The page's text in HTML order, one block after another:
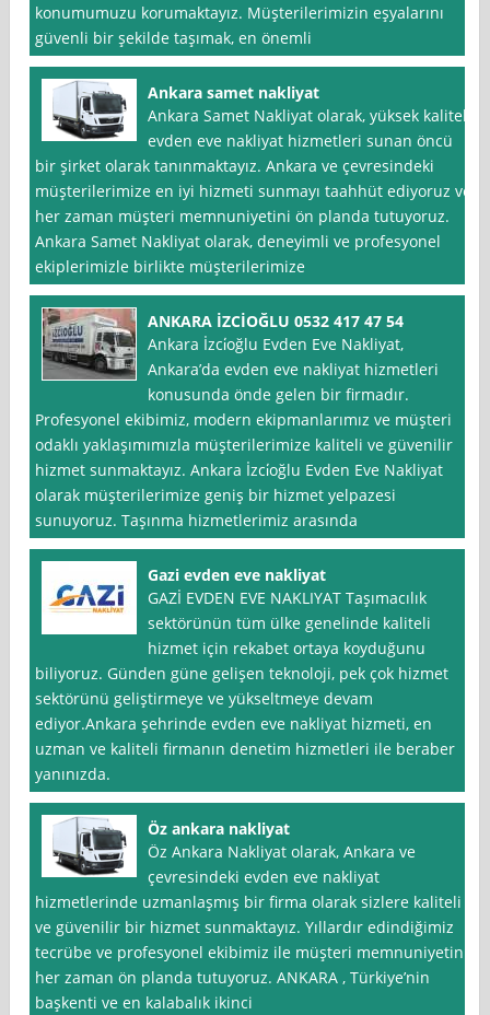
konumumuzu korumaktayız. Müşterilerimizin eşyalarını
güvenli bir şekilde taşımak, en önemli
Ankara samet nakliyat
Ankara Samet Nakliyat olarak, yüksek kaliteli
evden eve nakliyat hizmetleri sunan öncü
bir şirket olarak tanınmaktayız. Ankara ve çevresindeki
müşterilerimize en iyi hizmeti sunmayı taahhüt ediyoruz ve
her zaman müşteri memnuniyetini ön planda tutuyoruz.
Ankara Samet Nakliyat olarak, deneyimli ve profesyonel
ekiplerimizle birlikte müşterilerimize
ANKARA İZCİOĞLU 0532 417 47 54
Ankara İzci̇oğlu Evden Eve Nakliyat,
Ankara’da evden eve nakliyat hizmetleri
konusunda önde gelen bir firmadır.
Profesyonel ekibimiz, modern ekipmanlarımız ve müşteri
odaklı yaklaşımımızla müşterilerimize kaliteli ve güvenilir
hizmet sunmaktayız. Ankara İzci̇oğlu Evden Eve Nakliyat
olarak müşterilerimize geniş bir hizmet yelpazesi
sunuyoruz. Taşınma hizmetlerimiz arasında
Gazi evden eve nakliyat
GAZİ EVDEN EVE NAKLIYAT Taşımacılık
sektörünün tüm ülke genelinde kaliteli
hizmet için rekabet ortaya koyduğunu
biliyoruz. Günden güne gelişen teknoloji, pek çok hizmet
sektörünü geliştirmeye ve yükseltmeye devam
ediyor.Ankara şehrinde evden eve nakliyat hizmeti, en
uzman ve kaliteli firmanın denetim hizmetleri ile beraber
yanınızda.
Öz ankara nakliyat
Öz Ankara Nakliyat olarak, Ankara ve
çevresindeki evden eve nakliyat
hizmetlerinde uzmanlaşmış bir firma olarak sizlere kaliteli
ve güvenilir bir hizmet sunmaktayız. Yıllardır edindiğimiz
tecrübe ve profesyonel ekibimiz ile müşteri memnuniyetini
her zaman ön planda tutuyoruz. ANKARA , Türkiye’nin
başkenti ve en kalabalık ikinci